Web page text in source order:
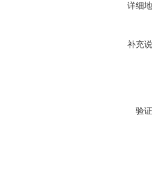
详细
补充
验